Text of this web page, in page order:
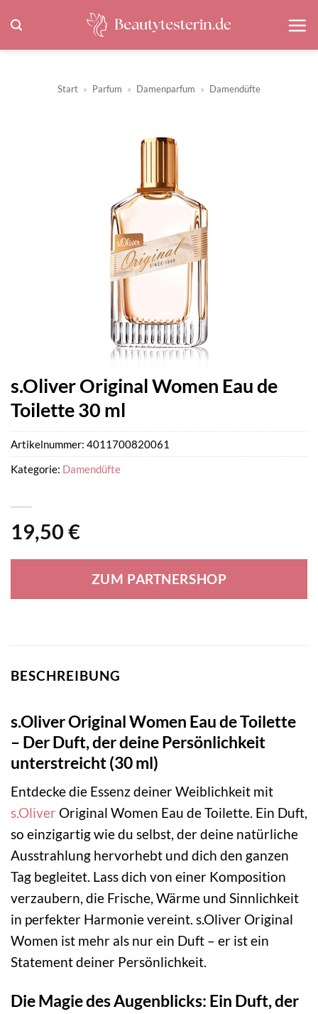
Inhalt
springen
Start » Parfum » Damenparfum » Damendüfte
s.Oliver Original Women Eau de
Toilette 30 ml
19,50 €
ZUM PARTNERSHOP
Artikelnummer: 4011700820061
Kategorie: Damendüfte
BESCHREIBUNG
s.Oliver Original Women Eau de Toilette
– Der Duft, der deine Persönlichkeit
unterstreicht (30 ml)
Entdecke die Essenz deiner Weiblichkeit mit
s.Oliver Original Women Eau de Toilette. Ein Duft,
so einzigartig wie du selbst, der deine natürliche
Ausstrahlung hervorhebt und dich den ganzen
Tag begleitet. Lass dich von einer Komposition
verzaubern, die Frische, Wärme und Sinnlichkeit
in perfekter Harmonie vereint. s.Oliver Original
Women ist mehr als nur ein Duft – er ist ein
Statement deiner Persönlichkeit.
Die Magie des Augenblicks: Ein Duft, der